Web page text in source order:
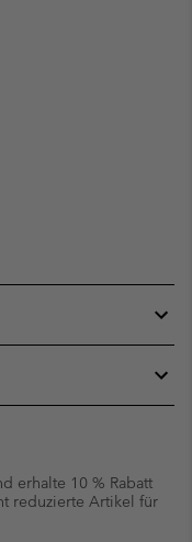
erhalte 10 % Rabatt
reduzierte Artikel für